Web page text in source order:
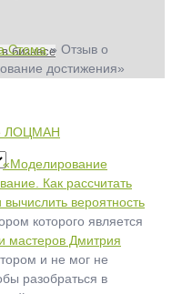
бизнесе
Стома » Отзыв о
достижения»
«Моделирование
Как рассчитать
вероятность
которого является
мастеров Дмитрия
и не мог не
разобраться в